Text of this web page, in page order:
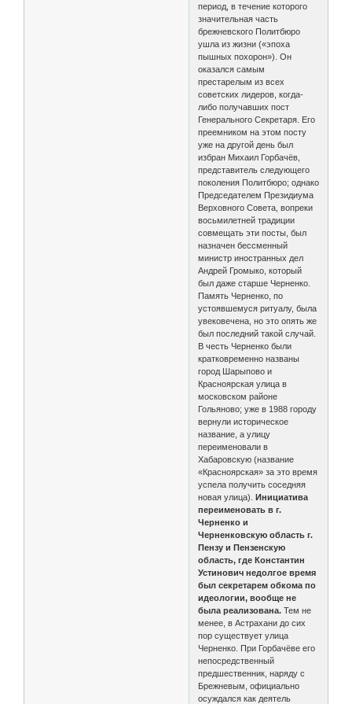
период, в течение которого
значительная часть
брежневского Политбюро
ушла из жизни («эпоха
пышных похорон»). Он
оказался самым
престарелым из всех
советских лидеров, когда-
либо получавших пост
Генерального Секретаря. Его
преемником на этом посту
уже на другой день был
избран Михаил Горбачёв,
представитель следующего
поколения Политбюро; однако
Председателем Президиума
Верховного Совета, вопреки
восьмилетней традиции
совмещать эти посты, был
назначен бессменный
министр иностранных дел
Андрей Громыко, который
был даже старше Черненко.
Память Черненко, по
устоявшемуся ритуалу, была
увековечена, но это опять же
был последний такой случай.
В честь Черненко были
кратковременно названы
город Шарыпово и
Красноярская улица в
московском районе
Гольяново; уже в 1988 городу
вернули историческое
название, а улицу
переименовали в
Хабаровскую (название
«Красноярская» за это время
успела получить соседняя
новая улица).Инициатива
переименовать в г.
Черненко и
Черненковскую область г.
Пензу и Пензенскую
область, где Константин
Устинович недолгое время
был секретарем обкома по
идеологии, вообще не
была реализована. Тем не
менее, в Астрахани до сих
пор существует улица
Черненко. При Горбачёве его
непосредственный
предшественник, наряду с
Брежневым, официально
осуждался как деятель